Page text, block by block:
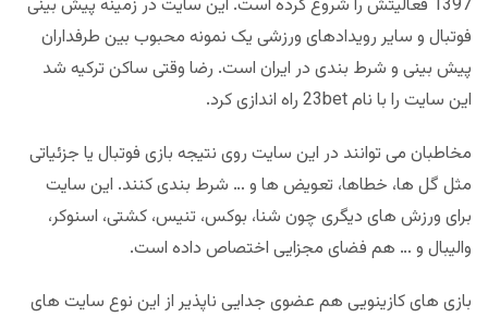
1397 فعالیتش را شروع کرده است. این سایت در زمینه پیش بینی
فوتبال و سایر رویدادهای ورزشی یک نمونه محبوب بین طرفداران
پیش بینی و شرط بندی در ایران است. رضا وقتی ساکن ترکیه شد
این سایت را با نام 23bet راه اندازی کرد.
مخاطبان می توانند در این سایت روی نتیجه بازی فوتبال یا جزئیاتی
مثل گل ها، خطاها، تعویض ها و … شرط بندی کنند. این سایت
برای ورزش های دیگری چون شنا، بوکس، تنیس، کشتی، اسنوکر،
والیبال و … هم فضای مجزایی اختصاص داده است.
بازی های کازینویی هم عضوی جدایی ناپذیر از این نوع سایت های